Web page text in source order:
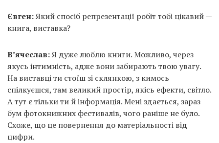
Євген:Який спосіб репрезентації робіт тобі цікавий —
книга, виставка?
В’ячеслав:Я дуже люблю книги. Можливо, через
якусь інтимність, адже вони забирають твою увагу.
На виставці ти стоїш зі склянкою, з кимось
спілкуєшся, там великий простір, якісь ефекти, світло.
А тут є тільки ти й інформація. Мені здається, зараз
бум фотокнижних фестивалів, чого раніше не було.
Схоже, що це повернення до матеріальності від
цифри.